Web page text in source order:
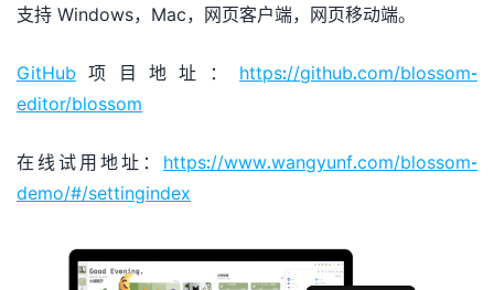
支持 Windows，Mac，网页客户端，网页移动端。
GitHub 项目地址： https://github.com/blossom-
editor/blossom
在线试用地址： https://www.wangyunf.com/blossom-
demo/#/settingindex